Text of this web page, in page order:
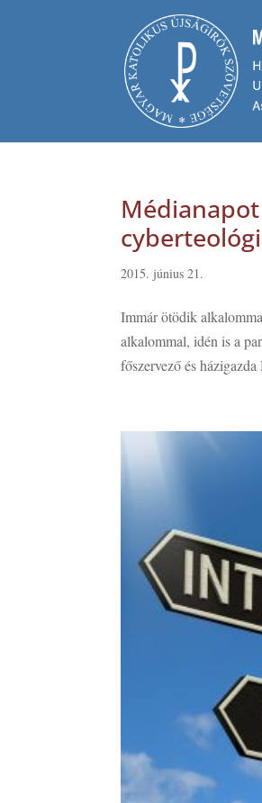
2015. június 21.
Immár ötödik
alkalommal, idén is a
főszervező és